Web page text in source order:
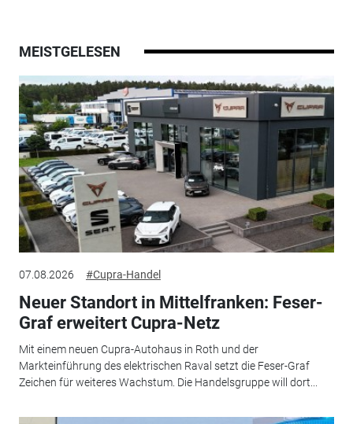
MEISTGELESEN
07.08.2026 #Cupra-Handel
Neuer Standort in Mittelfranken: Feser-
Graf erweitert Cupra-Netz
Mit einem neuen Cupra-Autohaus in Roth und der
Markteinführung des elektrischen Raval setzt die Feser-Graf
Zeichen für weiteres Wachstum. Die Handelsgruppe will dort...